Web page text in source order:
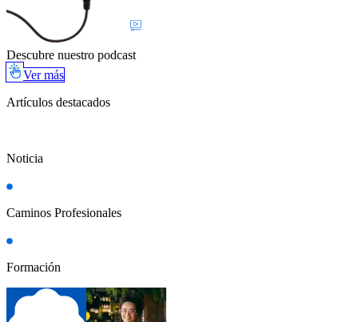
Descubre nuestro podcast
Ver más
Artículos destacados
Noticia
Caminos Profesionales
Formación